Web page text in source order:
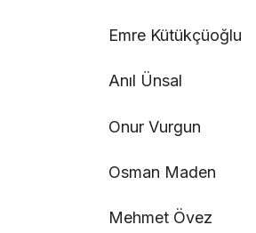
Emre Kütükçüoğlu
Anıl Ünsal
Onur Vurgun
Osman Maden
Mehmet Övez